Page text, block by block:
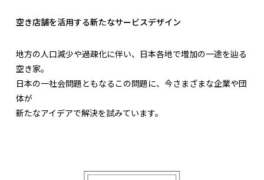
空き店舗を活用する新たなサービスデザイン
地方の人口減少や過疎化に伴い、日本各地で増加の一途を辿る
空き家。
日本の一社会問題ともなるこの問題に、今さまざまな企業や団
体が
新たなアイデアで解決を試みています。